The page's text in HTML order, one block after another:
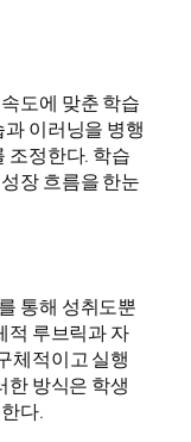
도에 맞춘 학습
이러닝을 병행
조정한다. 학습
장 흐름을 한눈
통해 성취도뿐
적 루브릭과 자
체적이고 실행
한 방식은 학생
다.